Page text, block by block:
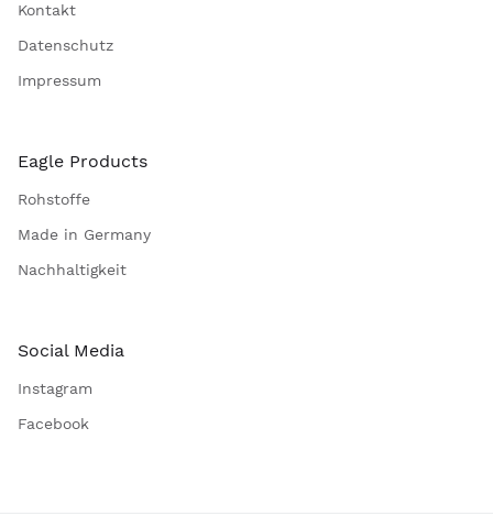
Kontakt
Datenschutz
Impressum
Eagle Products
Rohstoffe
Made in Germany
Nachhaltigkeit
Social Media
Instagram
Facebook